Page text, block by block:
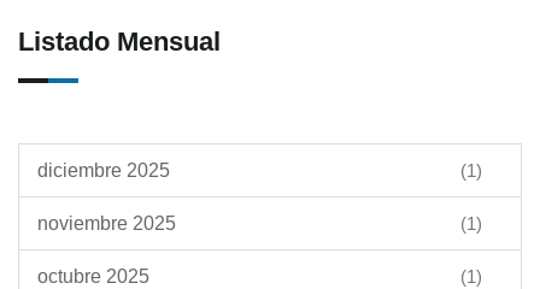
Listado Mensual
diciembre 2025 (1)
noviembre 2025 (1)
octubre 2025 (1)